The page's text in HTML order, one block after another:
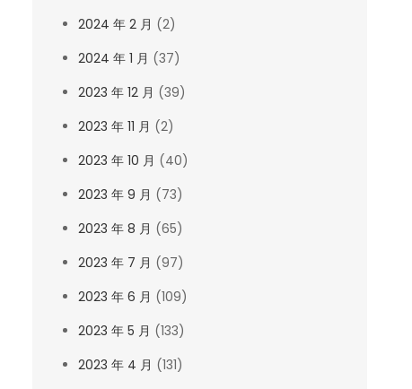
2024 年 2 月 (2)
2024 年 1 月 (37)
2023 年 12 月 (39)
2023 年 11 月 (2)
2023 年 10 月 (40)
2023 年 9 月 (73)
2023 年 8 月 (65)
2023 年 7 月 (97)
2023 年 6 月 (109)
2023 年 5 月 (133)
2023 年 4 月 (131)